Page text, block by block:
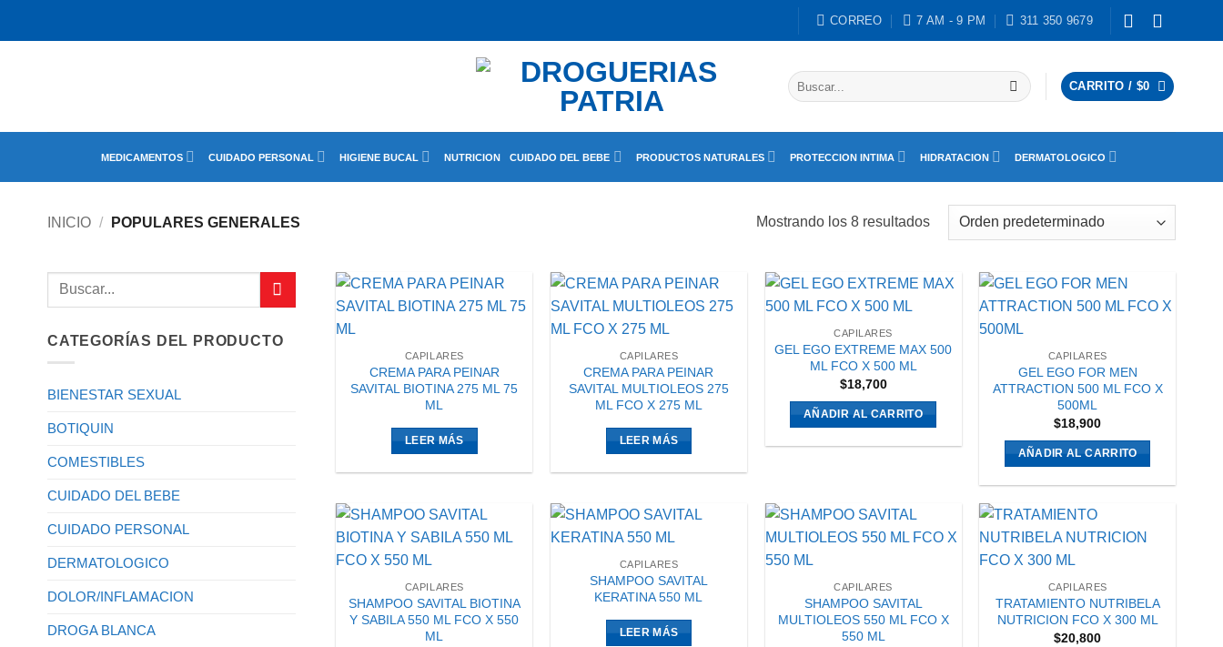
CORREO 7 AM - 9 PM 311 350 9679
Buscar
por:
CARRITO / $0
MEDICAMENTOS CUIDADO PERSONAL HIGIENE BUCAL NUTRICION CUIDADO DEL BEBE PRODUCTOS NATURALES PROTECCION INTIMA HIDRATACION DERMATOLOGICO
INICIO / POPULARES GENERALES Mostrando los 8 resultados
Buscar
CATEGORÍAS DEL PRODUCTO
BIENESTAR SEXUAL
BOTIQUIN
COMESTIBLES
CUIDADO DEL BEBE
CUIDADO PERSONAL
DERMATOLOGICO
DOLOR/INFLAMACION
DROGA BLANCA
CAPILARES
CREMA PARA PEINAR
SAVITAL BIOTINA 275 ML 75
ML
LEER MÁS
CAPILARES
CREMA PARA PEINAR
SAVITAL MULTIOLEOS 275
ML FCO X 275 ML
LEER MÁS
CAPILARES
GEL EGO EXTREME MAX 500
ML FCO X 500 ML
$18,700
AÑADIR AL CARRITO
CAPILARES
GEL EGO FOR MEN
ATTRACTION 500 ML FCO X
500ML
$18,900
AÑADIR AL CARRITO
CAPILARES
SHAMPOO SAVITAL BIOTINA
Y SABILA 550 ML FCO X 550
ML
CAPILARES
SHAMPOO SAVITAL
KERATINA 550 ML
LEER MÁS
CAPILARES
SHAMPOO SAVITAL
MULTIOLEOS 550 ML FCO X
550 ML
CAPILARES
TRATAMIENTO NUTRIBELA
NUTRICION FCO X 300 ML
$20,800